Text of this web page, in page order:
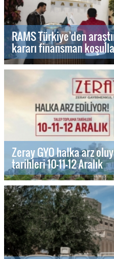
RAMS Türkiye’den
kararı finansman
Zeray GYO halka arz
tarihleri 10-11-12 Aralık